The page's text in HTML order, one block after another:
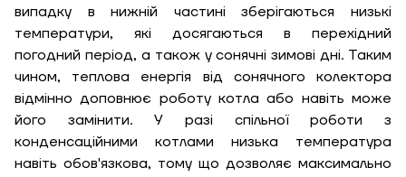
випадку в нижній частині зберігаються низькі
температури, які досягаються в перехідний
погодний період, а також у сонячні зимові дні. Таким
чином, теплова енергія від сонячного колектора
відмінно доповнює роботу котла або навіть може
його замінити. У разі спільної роботи з
конденсаційними котлами низька температура
навіть обов'язкова, тому що дозволяє максимально
Ширина, м
Довжина, м
Ступінь
утеплення, Вт/м
Гарно утеплений, 55
Надіслати
Надіслати